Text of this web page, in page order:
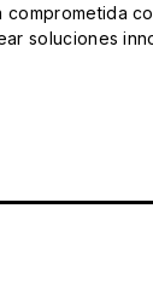
soluciones